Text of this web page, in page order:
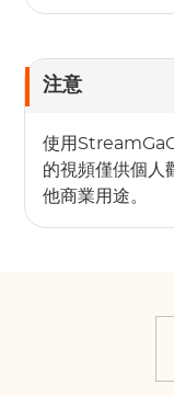
注意
使用
的視頻僅供個人
他商業用途。